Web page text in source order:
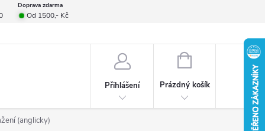
Doprava zdarma
Od 1500,- Kč
Přihlášení
NÁKUPNÍ
Prázdný košík
(anglicky)